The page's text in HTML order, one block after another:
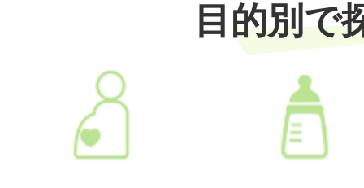
目的別で